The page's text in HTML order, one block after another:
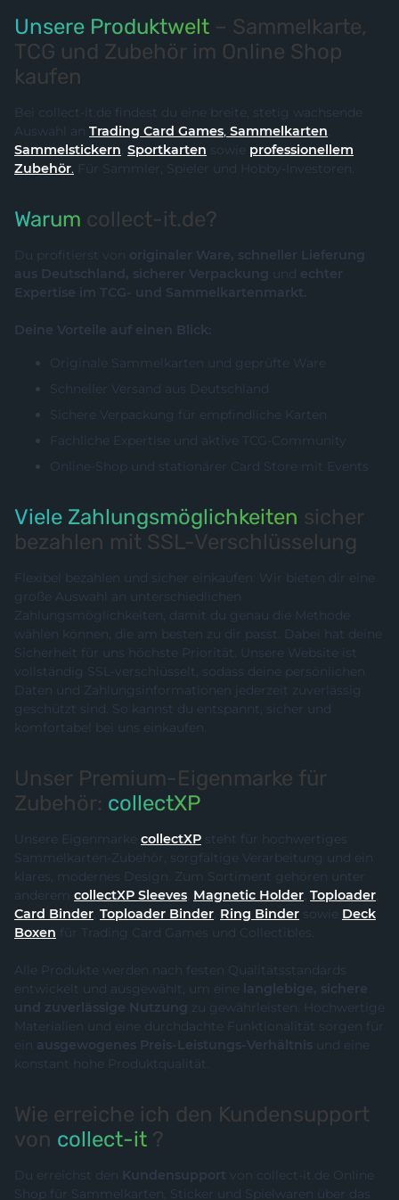
Unsere Produktwelt – Sammelkarte,
TCG und Zubehör im Online Shop
kaufen
Bei collect-it.de findest du eine breite, stetig wachsende
Auswahl an
Trading Card Games, Sammelkarten,
Sammelstickern, Sportkarten sowie professionellem
Zubehör. Für Sammler, Spieler und Hobby-Investoren.
Warum collect-it.de?
Du profitierst von originaler Ware, schneller Lieferung
aus Deutschland, sicherer Verpackung und echter
Expertise im TCG- und Sammelkartenmarkt.
Deine Vorteile auf einen Blick:
Originale Sammelkarten und geprüfte Ware
Schneller Versand aus Deutschland
Sichere Verpackung für empfindliche Karten
Fachliche Expertise und aktive TCG-Community
Online-Shop und stationärer Card Store mit Events
Viele Zahlungsmöglichkeiten sicher
bezahlen mit SSL-Verschlüsselung
Flexibel bezahlen und sicher einkaufen: Wir bieten dir eine
große Auswahl an unterschiedlichen
Zahlungsmöglichkeiten, damit du genau die Methode
wählen können, die am besten zu dir passt. Dabei hat deine
Sicherheit für uns höchste Priorität. Unsere Website ist
vollständig SSL-verschlüsselt, sodass deine persönlichen
Daten und Zahlungsinformationen jederzeit zuverlässig
geschützt sind. So kannst du entspannt, sicher und
komfortabel bei uns einkaufen.
Unser Premium-Eigenmarke für
Zubehör: collectXP
Unsere Eigenmarke collectXP steht für hochwertiges
Sammelkarten-Zubehör, sorgfältige Verarbeitung und ein
klares, modernes Design. Zum Sortiment gehören unter
anderem collectXP Sleeves, Magnetic Holder, Toploader,
Card Binder, Toploader Binder, Ring Binder sowie Deck
Boxen für Trading Card Games und Collectibles.
Alle Produkte werden nach festen Qualitätsstandards
entwickelt und ausgewählt, um eine langlebige, sichere
und zuverlässige Nutzung zu gewährleisten. Hochwertige
Materialien und eine durchdachte Funktionalität sorgen für
ein ausgewogenes Preis-Leistungs-Verhältnis und eine
konstant hohe Produktqualität.
Wie erreiche ich den Kundensupport
von collect-it ?
Du erreichst den Kundensupport von collect-it.de Online
Shop für Sammelkarten, Sticker und Spielwaren über das